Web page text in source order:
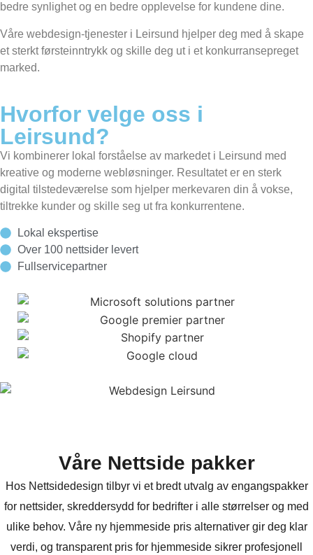
bedre synlighet og en bedre opplevelse for kundene dine.
Våre webdesign-tjenester i Leirsund hjelper deg med å skape
et sterkt førsteinntrykk og skille deg ut i et konkurransepreget
marked.
Hvorfor velge oss i
Leirsund?
Vi kombinerer lokal forståelse av markedet i Leirsund med
kreative og moderne webløsninger. Resultatet er en sterk
digital tilstedeværelse som hjelper merkevaren din å vokse,
tiltrekke kunder og skille seg ut fra konkurrentene.
Lokal ekspertise
Over 100 nettsider levert
Fullservicepartner
Våre Nettside pakker
Hos Nettsidedesign tilbyr vi et bredt utvalg av engangspakker
for nettsider, skreddersydd for bedrifter i alle størrelser og med
ulike behov. Våre ny hjemmeside pris alternativer gir deg klar
verdi, og transparent pris for hjemmeside sikrer profesjonell